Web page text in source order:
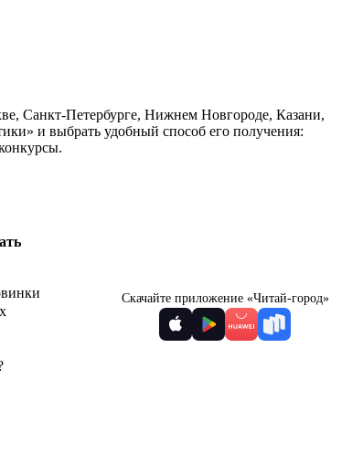
Санкт-Петербурге, Нижнем Новгороде, Казани,
и выбрать удобный способ его получения:
Скачайте приложение «Читай-город»